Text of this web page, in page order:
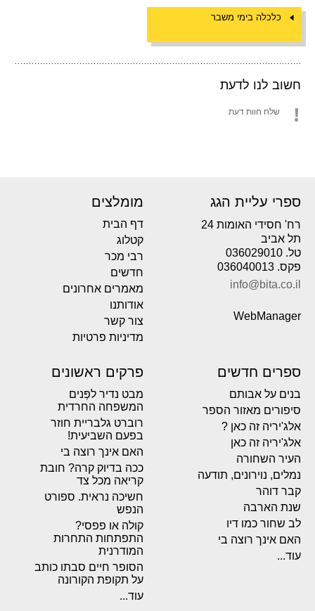
כלכלה בימי משבר
חשוב לנו לדעת
שלח חוות דעת
ספרי עליית הגג
רח' חסידי האומות 24
תל אביב
טל. 036029010
פקס. 036040013
info@bita.co.il
WebManager
מומלצים
דף הבית
קטלוג
רבי מכר
חדשים
מאמרים אחרונים
אודותנו
צור קשר
מדיניות פרטיות
ספרים חדשים
בנים על אבותם
סיפורים מאזור הספר
אלג'יריה זה כאן ?
אלג'יריה זה כאן
העיר השחורה
נמלים, נוירונים, תודעה
קבר דוהר
שנת הארבה
לב שחור כמו דיו
האם אינך רוצה בי
עוד...
פרקים ראשונים
מבט נדיר לפְּנים
המשפחה החרדית
רוברט גלבריית חוזר
בפעם השביעית!
האם אינך רוצה בי
ככה בדיוק קרה? חובת
קריאה מכל צד
חשיכה נראית. ספורט
הנפש
קולה או פפסי?
התפתחות התחרות
המודרנית
הסופר חיים סבתו כותב
על תקופת הקורונה
עוד...